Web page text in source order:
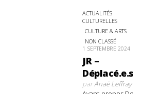
ACTUALITÉS
CULTURELLES
CULTURE & ARTS
NON CLASSÉ
1 SEPTEMBRE 2024
JR –
Déplacé.e.s
parAnaë Leffray